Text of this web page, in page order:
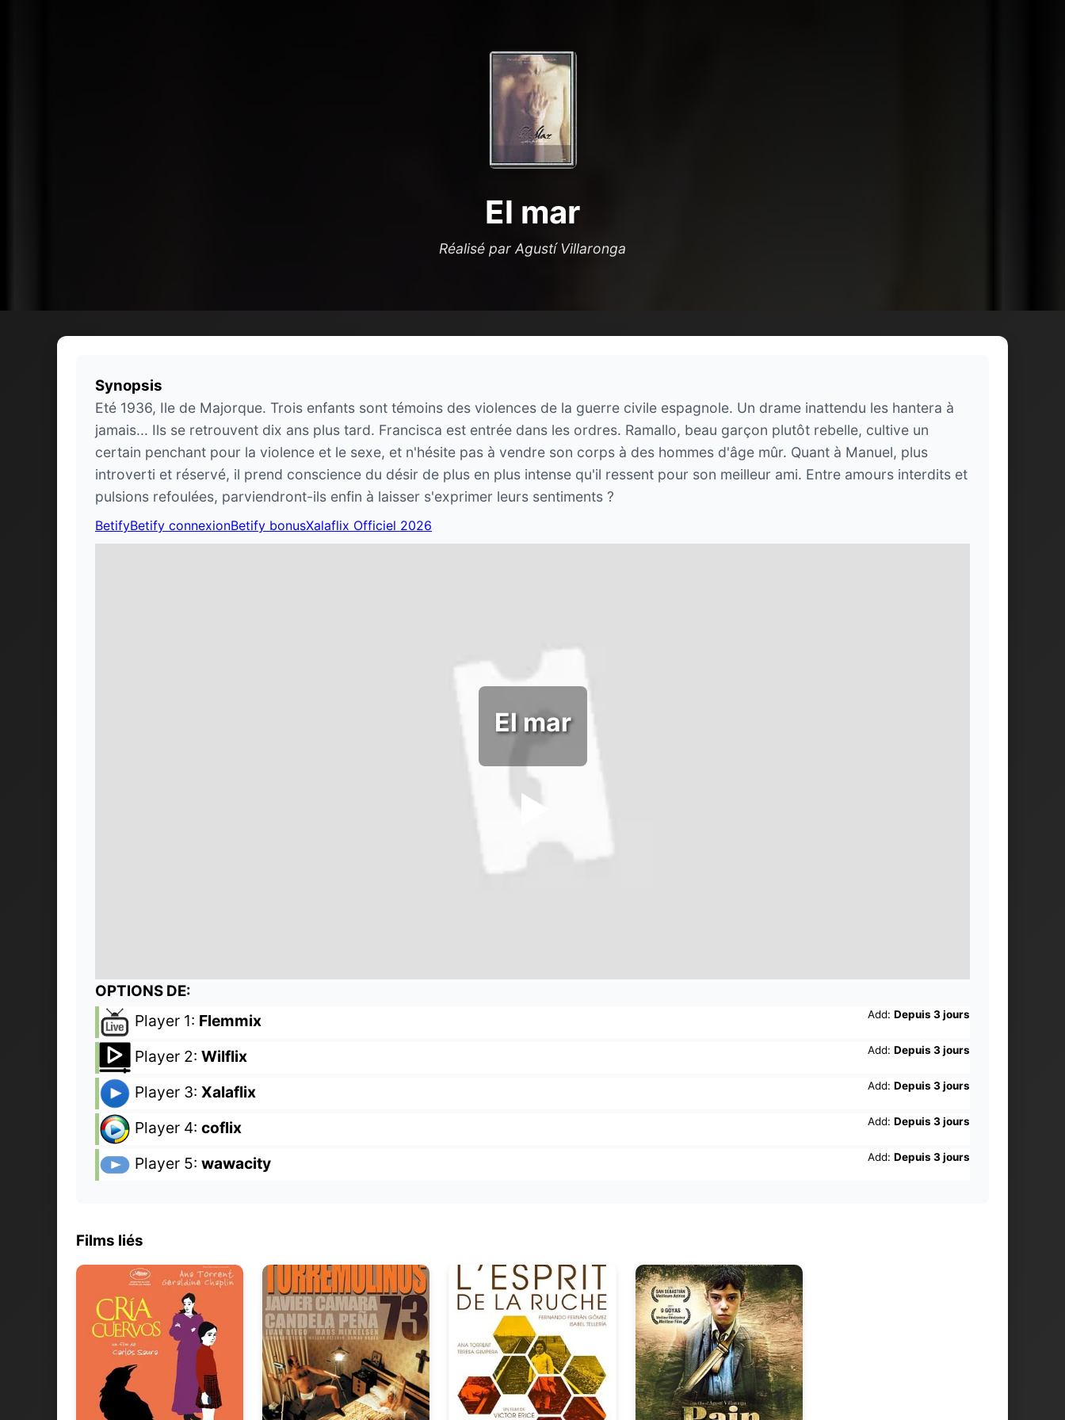
El mar
Réalisé par Agustí Villaronga
Synopsis
Eté 1936, Ile de Majorque. Trois enfants sont témoins des violences de la guerre civile espagnole. Un drame inattendu les hantera à
jamais... Ils se retrouvent dix ans plus tard. Francisca est entrée dans les ordres. Ramallo, beau garçon plutôt rebelle, cultive un
certain penchant pour la violence et le sexe, et n'hésite pas à vendre son corps à des hommes d'âge mûr. Quant à Manuel, plus
introverti et réservé, il prend conscience du désir de plus en plus intense qu'il ressent pour son meilleur ami. Entre amours interdits et
pulsions refoulées, parviendront-ils enfin à laisser s'exprimer leurs sentiments ?
BetifyBetify connexionBetify bonusXalaflix Officiel 2026
El mar
OPTIONS DE:
Player 1: Flemmix Add: Depuis 3 jours
Player 2: Wilflix Add: Depuis 3 jours
Player 3: Xalaflix Add: Depuis 3 jours
Player 4: coflix Add: Depuis 3 jours
Player 5: wawacity Add: Depuis 3 jours
Films liés